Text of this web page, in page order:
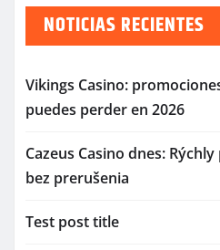
NOTICIAS RECIENTES
Vikings Casino:
puedes perder en 2026
Cazeus Casino dnes:
bez prerušenia
Test post title